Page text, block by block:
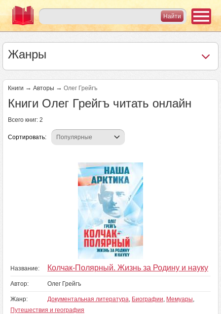
Жанры
Книги → Авторы → Олег Грейгъ
Книги Олег Грейгъ читать онлайн
Всего книг: 2
Сортировать:
Название: Колчак-Полярный. Жизнь за Родину и науку
Автор: Олег Грейгъ
Жанр: Документальная литература, Биографии, Мемуары,
Путешествия и география